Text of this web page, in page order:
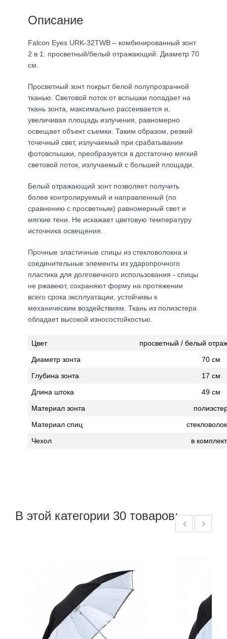
Описание
Falcon Eyes URK-32TWB – комбинированный зонт
2 в 1: просветный/белый отражающий. Диаметр 70
см.
Просветный зонт покрыт белой полупрозрачной
тканью. Световой поток от вспышки попадает на
ткань зонта, максимально рассеивается и,
увеличивая площадь излучения, равномерно
освещает объект съемки. Таким образом, резкий
точечный свет, излучаемый при срабатывании
фотовспышки, преобразуется в достаточно мягкий
световой поток, излучаемый с большей площади.
Белый отражающий зонт позволяет получить
более контролируемый и направленный (по
сравнению с просветным) равномерный свет и
мягкие тени. Не искажает цветовую температуру
источника освещения.
Прочные эластичные спицы из стекловолокна и
соединительные элементы из ударопрочного
пластика для долговечного использования - спицы
не ржавеют, сохраняют форму на протяжении
всего срока эксплуатации, устойчивы к
механическим воздействиям. Ткань из полиэстера
обладает высокой износостойкостью.
Цвет
просветный / белый
Диаметр зонта
70 см
Глубина зонта
17 см
Длина штока
49 см
Материал зонта
Материал спиц
Чехол
в
В этой категории 30 товаров: